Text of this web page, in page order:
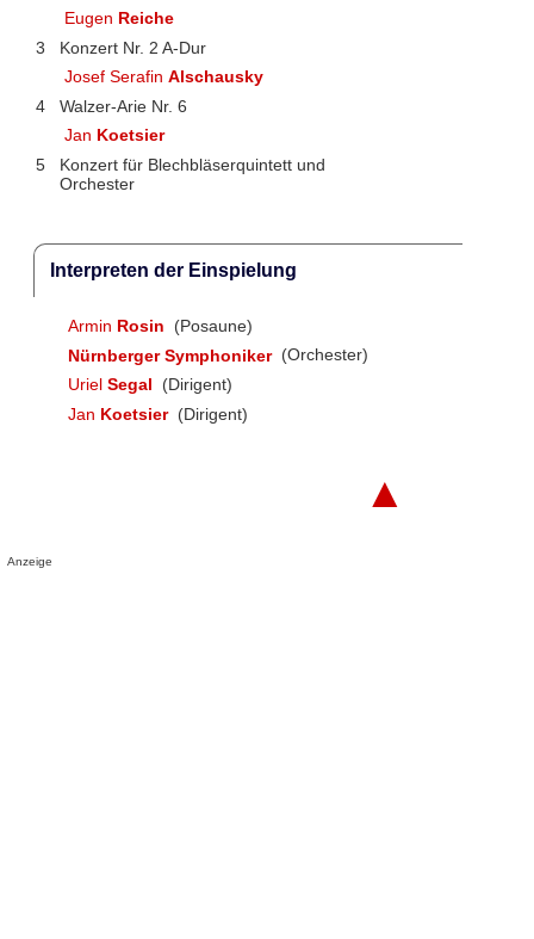
Eugen Reiche
3
Konzert Nr. 2 A-Dur
Josef SerafinAlschausky
4
Walzer-Arie Nr. 6
Jan Koetsier
5
Konzert für Blechbläserquintett und
Orchester
Interpreten der Einspielung
Armin Rosin
(Posaune)
Nürnberger Symphoniker (Orchester)
Uriel Segal
(Dirigent)
Jan Koetsier (Dirigent)
▲
Anzeige